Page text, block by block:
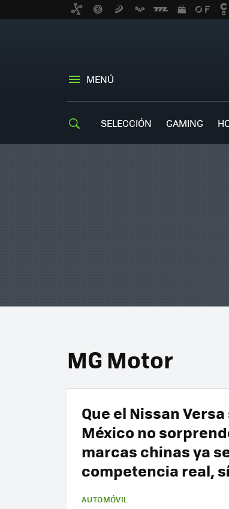
MENÚ
SELECCIÓN GAMING
MG Motor
Que el Nissan
México no
marcas chinas ya
competencia real,
AUTOMÓVIL